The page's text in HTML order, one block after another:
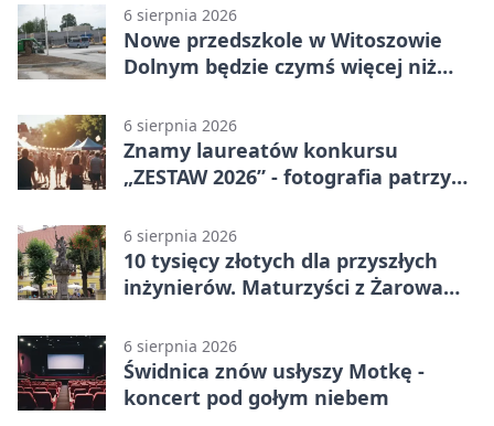
6 sierpnia 2026
Nowe przedszkole w Witoszowie
Dolnym będzie czymś więcej niż
6 sierpnia 2026
Znamy laureatów konkursu
„ZESTAW 2026” - fotografia patrzy
6 sierpnia 2026
10 tysięcy złotych dla przyszłych
inżynierów. Maturzyści z Żarowa
6 sierpnia 2026
Świdnica znów usłyszy Motkę -
koncert pod gołym niebem